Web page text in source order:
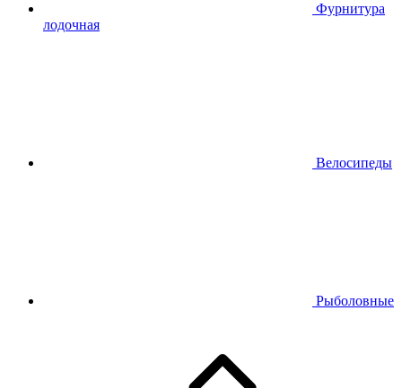
Фурнитура
лодочная
Велосипеды
Рыболовные